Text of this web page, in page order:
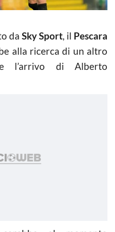
da Sky Sport, il Pescara
alla ricerca di un altro
l’arrivo di Alberto